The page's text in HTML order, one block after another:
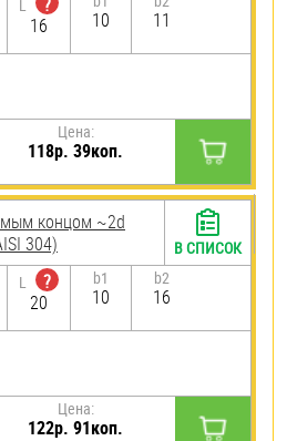
L
16
10 11
Цена:
118р. 39коп.
концом ~2d
304)
L
?
20
b1
10
b2
16
Цена:
122р. 91коп.
В СПИСОК